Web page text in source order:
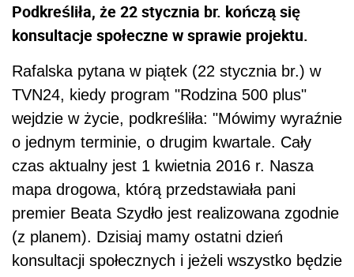
Podkreśliła, że 22 stycznia br. kończą się
konsultacje społeczne w sprawie projektu.
Rafalska pytana w piątek (22 stycznia br.) w
TVN24, kiedy program "Rodzina 500 plus"
wejdzie w życie, podkreśliła: "Mówimy wyraźnie
o jednym terminie, o drugim kwartale. Cały
czas aktualny jest 1 kwietnia 2016 r. Nasza
mapa drogowa, którą przedstawiała pani
premier Beata Szydło jest realizowana zgodnie
(z planem). Dzisiaj mamy ostatni dzień
konsultacji społecznych i jeżeli wszystko będzie